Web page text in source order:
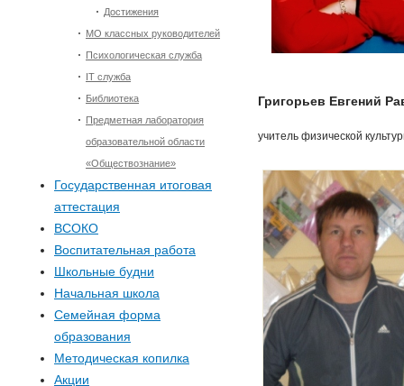
Григорьев Евгений
учитель физической
Достижения
МО классных руководителей
Психологическая служба
IT служба
Библиотека
Предметная лаборатория
образовательной области
«Обществознание»
Государственная итоговая
аттестация
ВСОКО
Воспитательная работа
Школьные будни
Начальная школа
Семейная форма
образования
Методическая копилка
Акции